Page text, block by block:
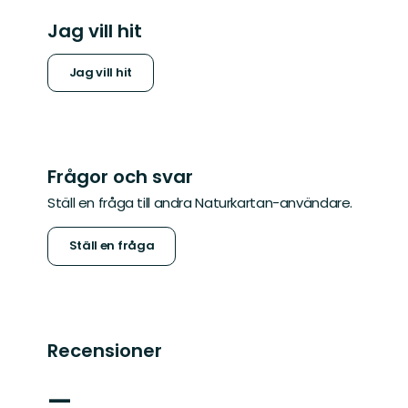
Jag vill hit
Jag vill hit
Frågor och svar
Ställ en fråga till andra Naturkartan-användare.
Ställ en fråga
Recensioner